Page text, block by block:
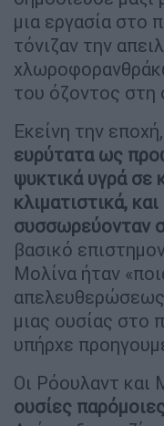
μια εργασία στο
τόνιζαν την
του όζοντος στη
Εκείνη την
ευρύτατα ως
ψυκτικά υγρά σε
κλιματιστικά,
συσσωρεύονταν
βασικό
Μολίνα ήταν
μιας ουσίας στο
υπήρχε
Οι Ρόουλαντ και
ουσίες